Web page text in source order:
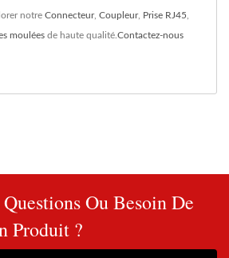
notre Connecteur, Coupleur, Prise RJ45
moulées de haute qualité. Contactez-nous
Ou Besoin De
Produit ?